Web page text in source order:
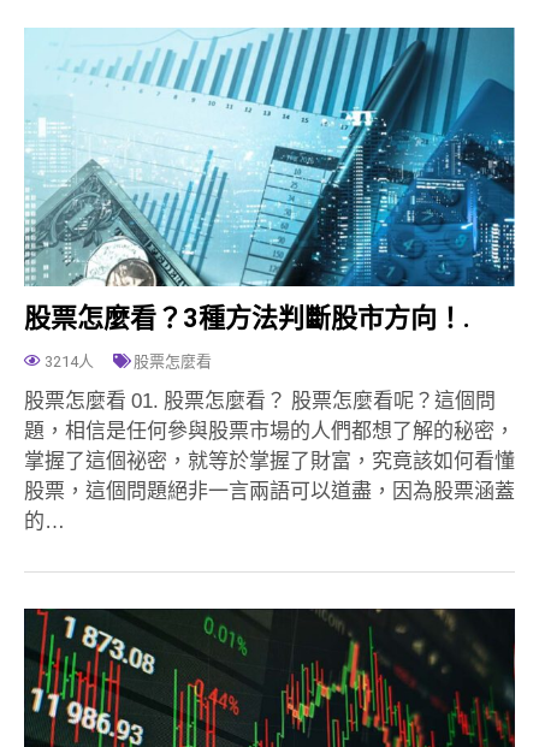
股票怎麼看？3種方法判斷股市方向！.
3214人 股票怎麼看
股票怎麼看 01. 股票怎麼看？ 股票怎麼看呢？這個問
題，相信是任何參與股票市場的人們都想了解的秘密，
掌握了這個祕密，就等於掌握了財富，究竟該如何看懂
股票，這個問題絕非一言兩語可以道盡，因為股票涵蓋
的…